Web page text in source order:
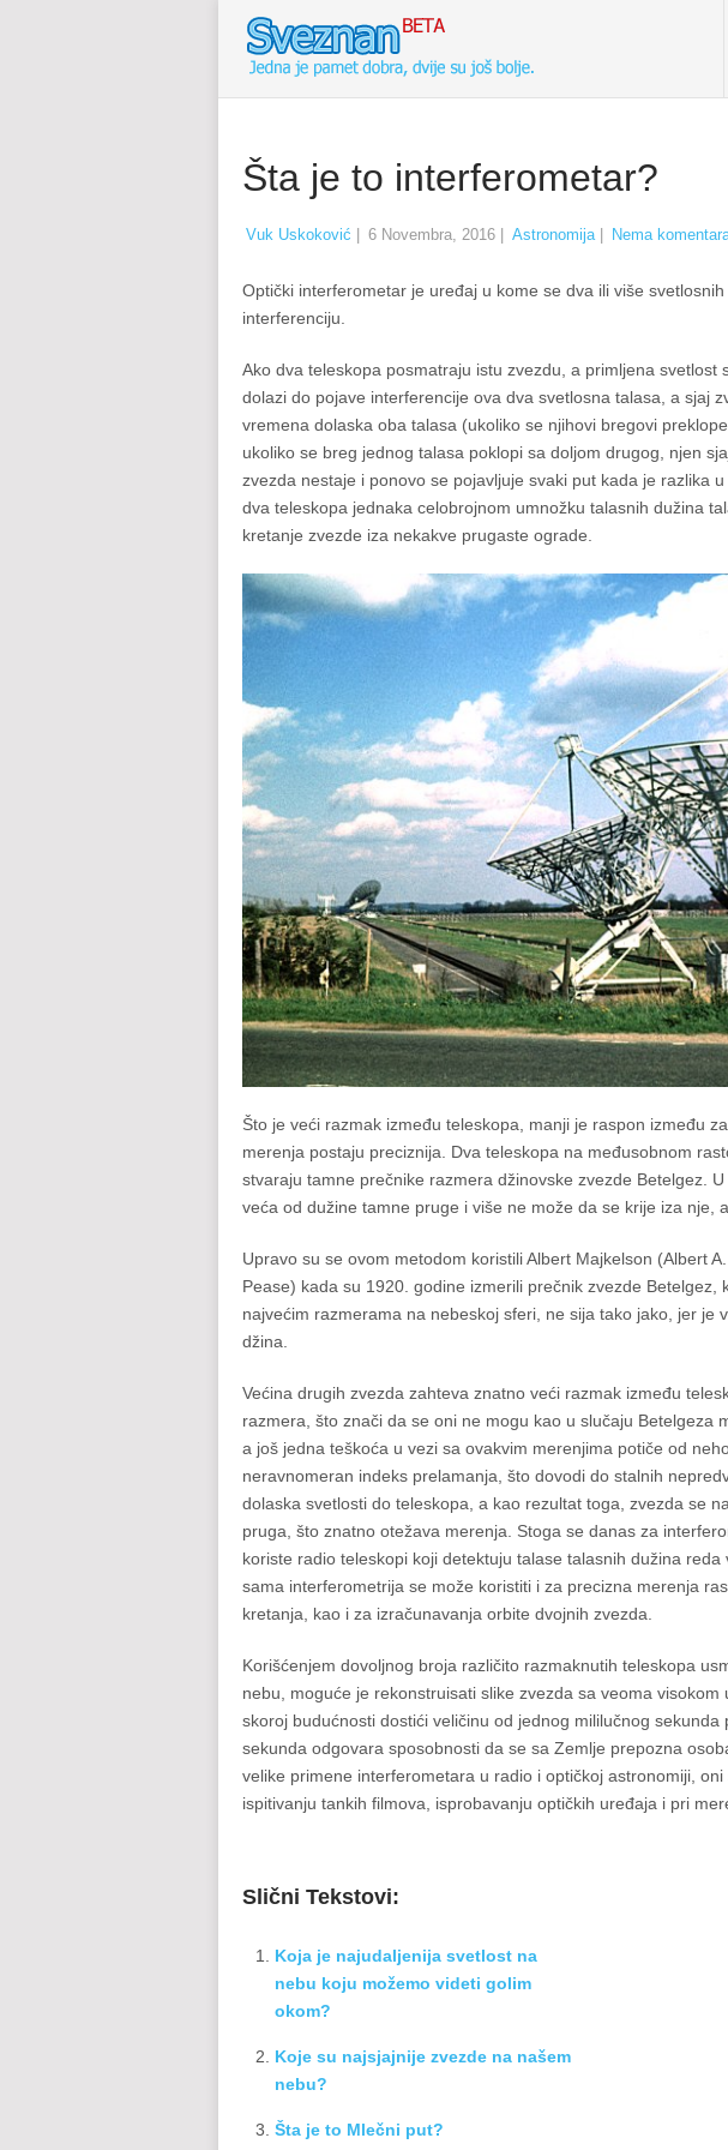
Šta je to interferometar?
Vuk Uskoković 6 Novembra, 2016 Astronomija| Nema
Optički interferometar je uređaj u kome se dva ili više
interferenciju.
Ako dva teleskopa posmatraju istu zvezdu, a primljena svetlost
dolazi do pojave interferencije ova dva svetlosna talasa, a sjaj
vremena dolaska oba talasa (ukoliko se njihovi bregovi
ukoliko se breg jednog talasa poklopi sa doljom drugog, njen
zvezda nestaje i ponovo se pojavljuje svaki put kada je razlika
dva teleskopa jednaka celobrojnom umnožku talasnih dužina
kretanje zvezde iza nekakve prugaste ograde.
Što je veći razmak između teleskopa, manji je raspon između
merenja postaju preciznija. Dva teleskopa na međusobnom
stvaraju tamne prečnike razmera džinovske zvezde Betelgez.
veća od dužine tamne pruge i više ne može da se krije iza nje,
Upravo su se ovom metodom koristili Albert Majkelson (Albert
Pease) kada su 1920. godine izmerili prečnik zvezde Betelgez,
najvećim razmerama na nebeskoj sferi, ne sija tako jako, jer je
džina.
Većina drugih zvezda zahteva znatno veći razmak između
razmera, što znači da se oni ne mogu kao u slučaju Betelgeza
a još jedna teškoća u vezi sa ovakvim merenjima potiče od
neravnomeran indeks prelamanja, što dovodi do stalnih
dolaska svetlosti do teleskopa, a kao rezultat toga, zvezda se
pruga, što znatno otežava merenja. Stoga se danas za
koriste radio teleskopi koji detektuju talase talasnih dužina
sama interferometrija se može koristiti i za precizna merenja
kretanja, kao i za izračunavanja orbite dvojnih zvezda.
Korišćenjem dovoljnog broja različito razmaknutih teleskopa
nebu, moguće je rekonstruisati slike zvezda sa veoma
skoroj budućnosti dostići veličinu od jednog mililučnog
sekunda odgovara sposobnosti da se sa Zemlje prepozna
velike primene interferometara u radio i optičkoj astronomiji,
ispitivanju tankih filmova, isprobavanju optičkih uređaja i pri
Slični Tekstovi:
Koja je najudaljenija svetlost na
nebu koju možemo videti golim
okom?
Koje su najsjajnije zvezde na našem
nebu?
Šta je to Mlečni put?